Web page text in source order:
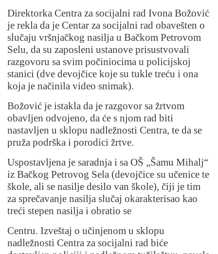
Direktorka Centra za socijalni rad Ivona Božović
je rekla da je Centar za socijalni rad obavešten o
slučaju vršnjačkog nasilja u Bačkom Petrovom
Selu, da su zaposleni ustanove prisustvovali
razgovoru sa svim počiniocima u policijskoj
stanici (dve devojčice koje su tukle treću i ona
koja je načinila video snimak).
Božović je istakla da je razgovor sa žrtvom
obavljen odvojeno, da će s njom rad biti
nastavljen u sklopu nadležnosti Centra, te da se
pruža podrška i porodici žrtve.
Uspostavljena je saradnja i sa OŠ „Šamu Mihalj“
iz Bačkog Petrovog Sela (devojčice su učenice te
škole, ali se nasilje desilo van škole), čiji je tim
za sprečavanje nasilja slučaj okarakterisao kao
treći stepen nasilja i obratio se
Centru. Izveštaj o učinjenom u sklopu
nadležnosti Centra za socijalni rad biće